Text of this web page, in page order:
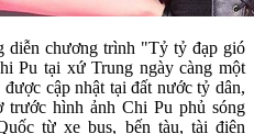
diễn chương trình "Tỷ tỷ đạp gió
Pu tại xứ Trung ngày càng một
cập nhật tại đất nước tỷ dân,
trước hình ảnh Chi Pu phủ sóng
từ xe bus, bến tàu, tài điện